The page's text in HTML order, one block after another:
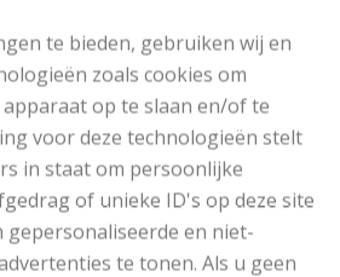
te bieden, gebruiken wij en
zoals cookies om
op te slaan en/of te
voor deze technologieën stelt
in staat om persoonlijke
of unieke ID's op deze site
gepersonaliseerde en niet-
te tonen. Als u geen
POSTS